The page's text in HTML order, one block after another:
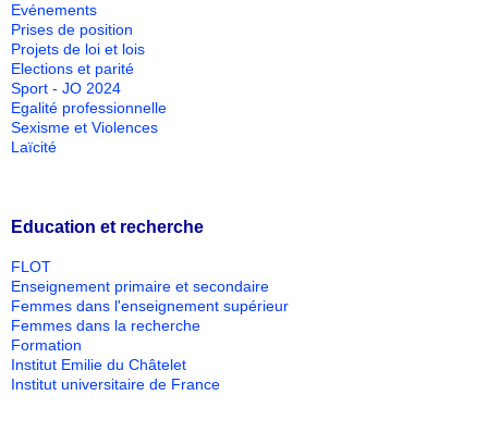
Evénements
Prises de position
Projets de loi et lois
Elections et parité
Sport - JO 2024
Egalité professionnelle
Sexisme et Violences
Laïcité
Education et recherche
FLOT
Enseignement primaire et secondaire
Femmes dans l'enseignement supérieur
Femmes dans la recherche
Formation
Institut Emilie du Châtelet
Institut universitaire de France